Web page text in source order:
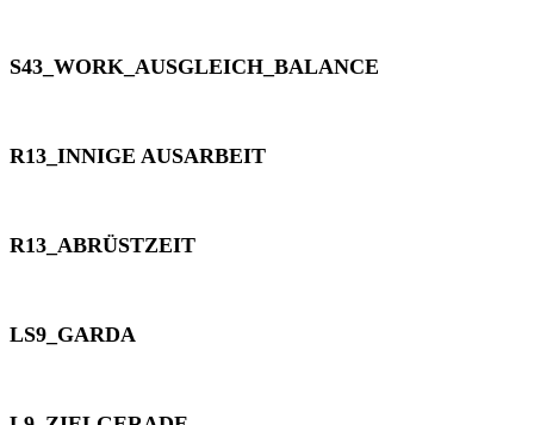
S43_WORK_AUSGLEICH_BALANCE
R13_INNIGE AUSARBEIT
R13_ABRÜSTZEIT
LS9_GARDA